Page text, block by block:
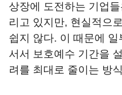
상장에 도전하는 기업
리고 있지만, 현실적으
쉽지 않다. 이 때문에
서서 보호예수 기간을
려를 최대로 줄이는 방